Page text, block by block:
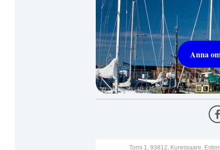
Anna
Torni 1, 93812, Kuressaare,